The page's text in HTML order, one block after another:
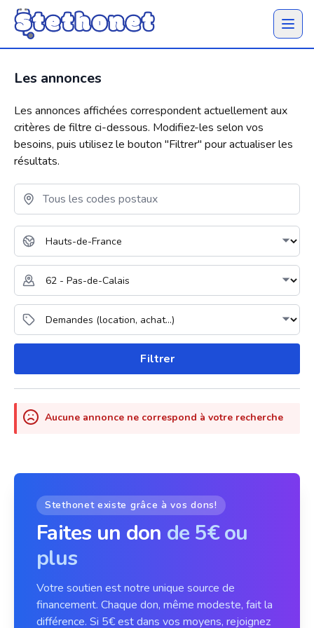
Ouvrir
Les annonces
Les annonces affichées correspondent actuellement aux
critères de filtre ci-dessous. Modifiez-les selon vos
besoins, puis utilisez le bouton "Filtrer" pour actualiser les
résultats.
Filtrer
Aucune annonce ne correspond à votre recherche
Stethonet existe grâce à vos dons!
Faites un don de 5€ ou
plus
Votre soutien est notre unique source de
financement. Chaque don, même modeste, fait la
différence. Si 5€ est dans vos moyens, rejoignez